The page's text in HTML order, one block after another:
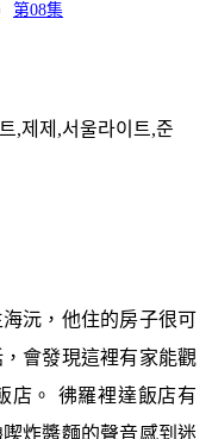
第08集
,제제,서울라이트,준
沅，他住的房子很可
會發現這裡有家能觀
店。 彿羅裡達飯店有
炸醬麵的聲音感到迷